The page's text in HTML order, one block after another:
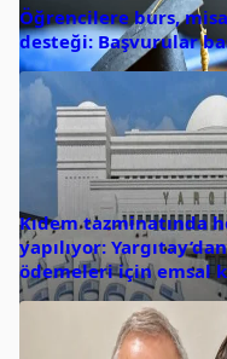
Öğrencilere burs,
desteği: Başvurular
Kıdem tazminatında
yapılıyor:
ödemeleri için emsal